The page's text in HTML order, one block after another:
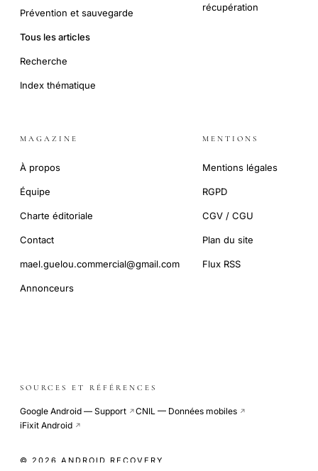
Prévention et sauvegarde
Tous les articles
Recherche
Index thématique
récupération
MAGAZINE
À propos
Équipe
Charte éditoriale
Contact
mael.guelou.commercial@gmail.com
Annonceurs
MENTIONS
Mentions légales
RGPD
CGV / CGU
Plan du site
Flux RSS
SOURCES ET RÉFÉRENCES
Google Android — Support ↗CNIL — Données mobiles ↗
iFixit Android ↗
© 2026 ANDROID RECOVERY